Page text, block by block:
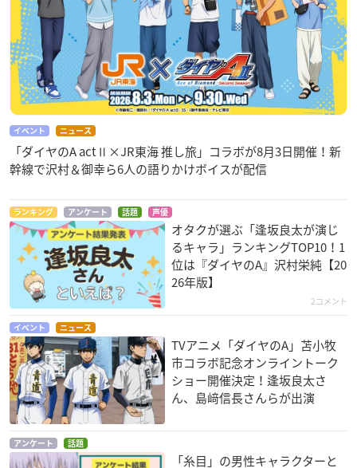
イベント ニュース
「ダイヤのA actⅡ×JR東海 推し旅」コラボが8月3日開催！新
幹線で沢村＆御幸ら6人の語りかけボイスが配信
ランキング アンケート 話題 声優
オタクが選ぶ「逢坂良太が演じ
るキャラ」ランキングTOP10！1
位は『ダイヤのA』沢村栄純【20
26年版】
2コメント
イベント ニュース
TVアニメ「ダイヤのA」苫小牧
市コラボ記念オンライントーク
ショー開催決定！逢坂良太さ
ん、島﨑信長さんらが出演
アンケート 話題
「糸目」の男性キャラクターと